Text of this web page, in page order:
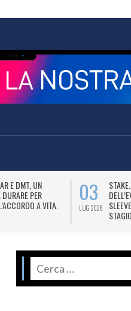
E DMT, UN
PER
A VITA.
03
LUG 2026